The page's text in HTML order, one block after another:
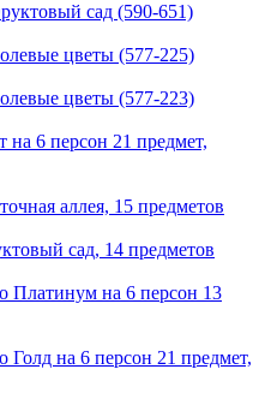
сад (590-651)
цветы (577-225)
цветы (577-223)
6 персон 21 предмет,
аллея, 15 предметов
сад, 14 предметов
Платинум на 6 персон 13
на 6 персон 21 предмет,